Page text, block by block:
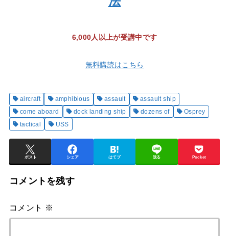
6,000人以上が受講中です
無料購読はこちら
aircraft amphibious assault
assault ship
come aboard
dock landing ship dozens of
Osprey
tactical
USS
ポスト シェア はてブ 送る Pocket
コメントを残す
コメント ※